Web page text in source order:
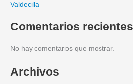
Valdecilla
Comentarios recientes
No hay comentarios que mostrar.
Archivos